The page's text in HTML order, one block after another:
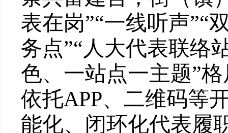
表在岗”“一线听声”“
务点”“人大代表联络
色、一站点一主题”
依托APP、二维码等
能化、闭环化代表履